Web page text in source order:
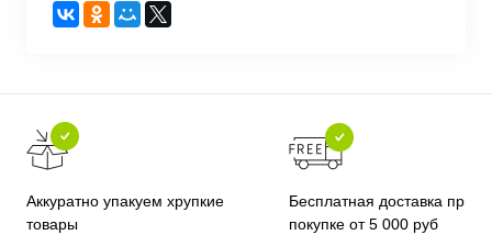
Аккуратно упакуем хрупкие
товары
Бесплатная доставка при
покупке от 5 000 руб